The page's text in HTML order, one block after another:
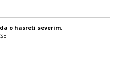
o hasreti severim.